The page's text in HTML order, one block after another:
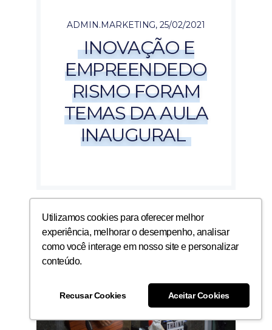
Utilizamos cookies para oferecer melhor
experiência, melhorar o desempenho, analisar
como você interage em nosso site e personalizar
conteúdo.
Recusar Cookies Aceitar Cookies
ADMIN.MARKETING,25/02/2021
INOVAÇÃO E
EMPREENDEDO
RISMO FORAM
TEMAS DA AULA
INAUGURAL